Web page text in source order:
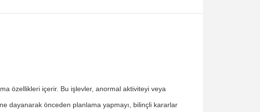
özellikleri içerir. Bu işlevler, anormal aktiviteyi veya
dayanarak önceden planlama yapmayı, bilinçli kararlar